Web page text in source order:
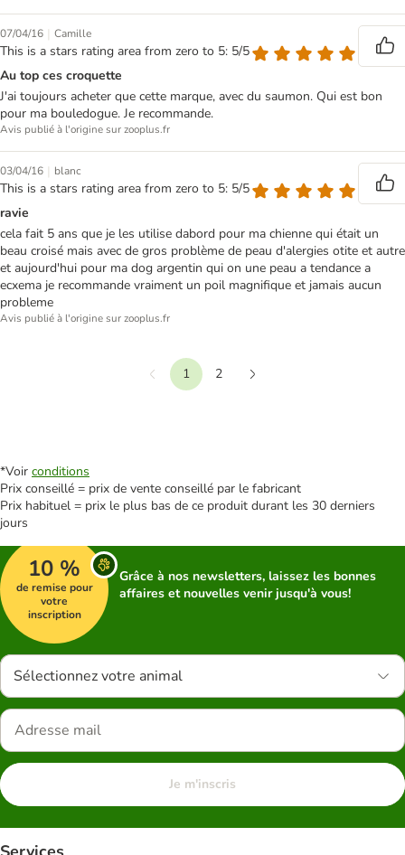
07/04/16 | Camille
This is a stars rating area from zero to 5: 5/5
Au top ces croquette
J'ai toujours acheter que cette marque, avec du saumon. Qui est bon
pour ma bouledogue. Je recommande.
Avis publié à l'origine sur zooplus.fr
03/04/16 | blanc
This is a stars rating area from zero to 5: 5/5
ravie
cela fait 5 ans que je les utilise dabord pour ma chienne qui était un
beau croisé mais avec de gros problème de peau d'alergies otite et autre
et aujourd'hui pour ma dog argentin qui on une peau a tendance a
ecxema je recommande vraiment un poil magnifique et jamais aucun
probleme
Avis publié à l'origine sur zooplus.fr
Précédent
1
2
*Voir conditions
Prix conseillé = prix de vente conseillé par le fabricant
Prix habituel = prix le plus bas de ce produit durant les 30 derniers
jours
10 %
de remise pour
votre
inscription
Grâce à nos newsletters, laissez les bonnes
affaires et nouvelles venir jusqu'à vous!
Sélectionnez votre animal
Je m'inscris